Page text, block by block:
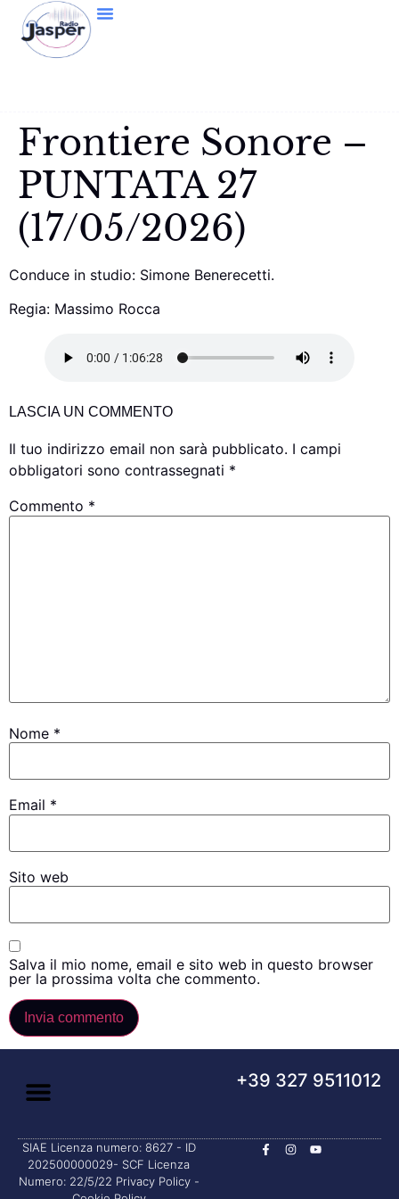
Frontiere Sonore –
PUNTATA 27
(17/05/2026)
Conduce in studio: Simone Benerecetti.
Regia: Massimo Rocca
LASCIA UN COMMENTO
Il tuo indirizzo email non sarà pubblicato. I campi
obbligatori sono contrassegnati *
Commento *
Nome *
Email *
Sito web
Salva il mio nome, email e sito web in questo browser
per la prossima volta che commento.
+39 327 9511012
SIAE Licenza numero: 8627 - ID
202500000029- SCF Licenza
Numero: 22/5/22 Privacy Policy-